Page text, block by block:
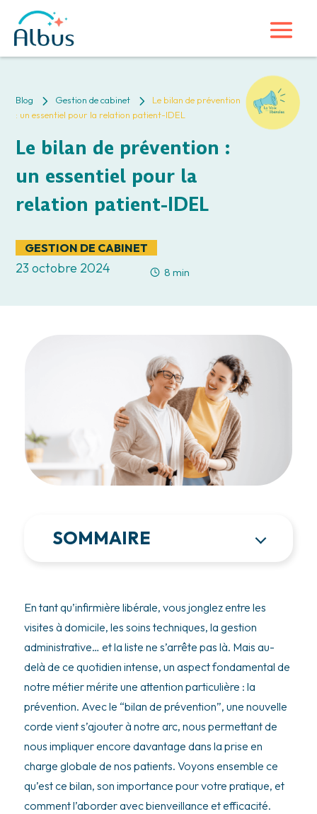
Blog 5 Gestion de cabinet 5
Le bilan de prévention
: un essentiel pour la relation patient-IDEL
Le bilan de prévention :
un essentiel pour la
relation patient-IDEL
GESTION DE CABINET
23 octobre 2024 8 min
SOMMAIRE
En tant qu’infirmière libérale, vous jonglez entre les
visites à domicile, les soins techniques, la gestion
administrative… et la liste ne s’arrête pas là. Mais au-
delà de ce quotidien intense, un aspect fondamental de
notre métier mérite une attention particulière : la
prévention. Avec le “bilan de prévention”, une nouvelle
corde vient s’ajouter à notre arc, nous permettant de
nous impliquer encore davantage dans la prise en
charge globale de nos patients. Voyons ensemble ce
qu’est ce bilan, son importance pour votre pratique, et
comment l’aborder avec bienveillance et efficacité.